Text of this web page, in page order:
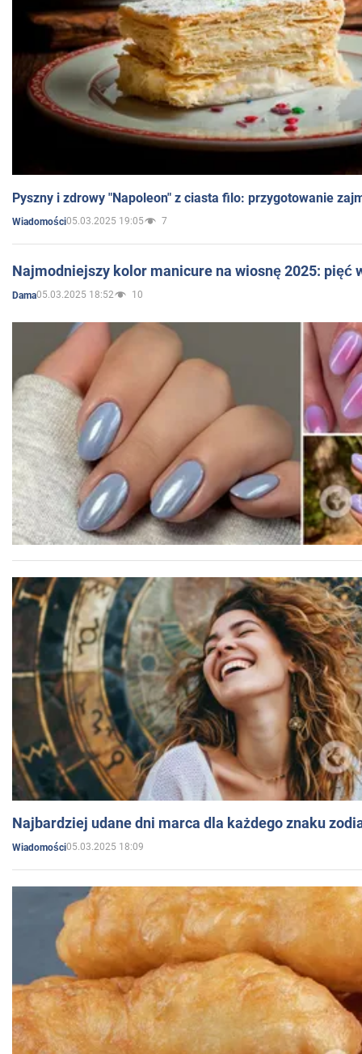
Pyszny i zdrowy "Napoleon" z ciasta filo: przygotowanie
Wiadomości05.03.2025 19:05 7
Najmodniejszy kolor manicure na wiosnę 2025: pięć
Dama05.03.2025 18:52 10
Najbardziej udane dni marca dla każdego znaku
Wiadomości05.03.2025 18:09